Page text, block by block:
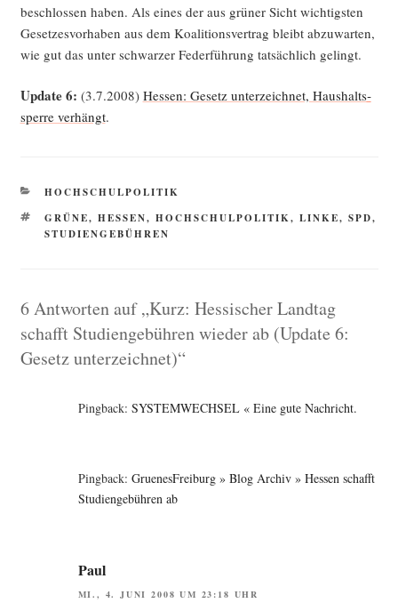
beschlos­sen haben. Als eines der aus grü­ner Sicht wich­tigs­ten
Geset­zes­vor­ha­ben aus dem Koali­ti­ons­ver­trag bleibt abzu­war­ten,
wie gut das unter schwar­zer Feder­füh­rung tat­säch­lich gelingt.
Update 6: (3.7.2008) Hes­sen: Gesetz unter­zeich­net, Haus­halts­
sper­re ver­hängt.
KATEGORIEN
HOCHSCHULPOLITIK
SCHLAGWÖRTER
GRÜNE, HESSEN, HOCHSCHULPOLITIK, LINKE, SPD,
STUDIENGEBÜHREN
6 Antworten auf „Kurz: Hessischer Landtag
schafft Studiengebühren wieder ab (Update 6:
Gesetz unterzeichnet)“
Pingback: SYSTEMWECHSEL « Eine gute Nachricht.
Pingback: GruenesFreiburg » Blog Archiv » Hessen schafft
Studiengebühren ab
Paul
MI., 4. JUNI 2008 UM 23:18 UHR